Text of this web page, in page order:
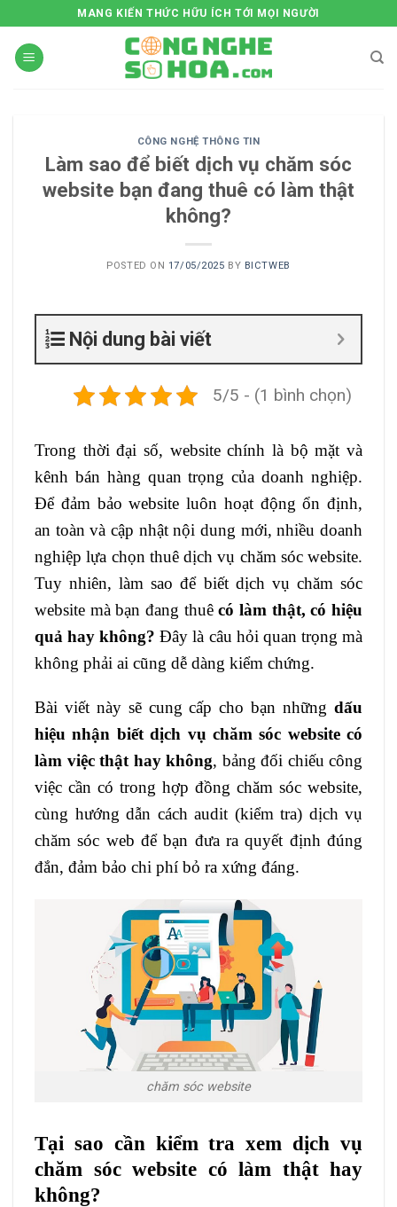
to
content
MANG KIẾN THỨC HỮU ÍCH TỚI MỌI NGƯỜI
CÔNG NGHỆ THÔNG TIN
Làm sao để biết dịch vụ chăm sóc
website bạn đang thuê có làm thật
không?
POSTED ON 17/05/2025 BY BICTWEB
Nội dung bài viết
5/5 - (1 bình chọn)
Trong thời đại số, website chính là bộ mặt và
kênh bán hàng quan trọng của doanh nghiệp.
Để đảm bảo website luôn hoạt động ổn định,
an toàn và cập nhật nội dung mới, nhiều doanh
nghiệp lựa chọn thuê dịch vụ chăm sóc website.
Tuy nhiên, làm sao để biết dịch vụ chăm sóc
website mà bạn đang thuêcó làm thật, có hiệu
quả hay không? Đây là câu hỏi quan trọng mà
không phải ai cũng dễ dàng kiểm chứng.
Bài viết này sẽ cung cấp cho bạn những dấu
hiệu nhận biết dịch vụ chăm sóc website có
làm việc thật hay không, bảng đối chiếu công
việc cần có trong hợp đồng chăm sóc website,
cùng hướng dẫn cách audit (kiểm tra) dịch vụ
chăm sóc web để bạn đưa ra quyết định đúng
đắn, đảm bảo chi phí bỏ ra xứng đáng.
chăm sóc website
Tại sao cần kiểm tra xem dịch vụ
chăm sóc website có làm thật hay
không?